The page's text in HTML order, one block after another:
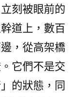
刻被眼前的
道上，數百
，從高架橋
它們不是交
的狀態，同